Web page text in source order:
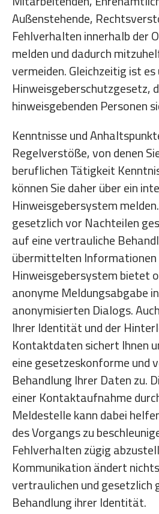
Außenstehende,
Fehlverhalten innerhalb der
melden und dadurch
vermeiden. Gleichzeitig ist
Hinweisgeberschutzgesetz,
hinweisgebenden Personen
Kenntnisse und
Regelverstöße, von denen
beruflichen Tätigkeit
können Sie daher über ein
Hinweisgebersystem
gesetzlich vor Nachteilen
auf eine vertrauliche
übermittelten Informationen
Hinweisgebersystem bietet
anonyme Meldungsabgabe
anonymisierten Dialogs.
Ihrer Identität und der
Kontaktdaten sichert Ihnen
eine gesetzeskonforme und
Behandlung Ihrer Daten zu.
einer Kontaktaufnahme
Meldestelle kann dabei
des Vorgangs zu
Fehlverhalten zügig
Kommunikation ändert
vertraulichen und gesetzlich
Behandlung ihrer Identität.